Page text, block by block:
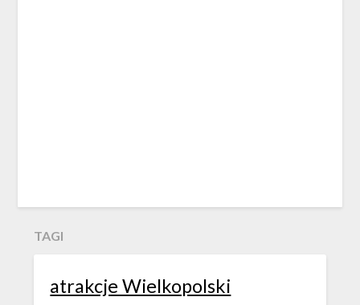
TAGI
atrakcje Wielkopolski